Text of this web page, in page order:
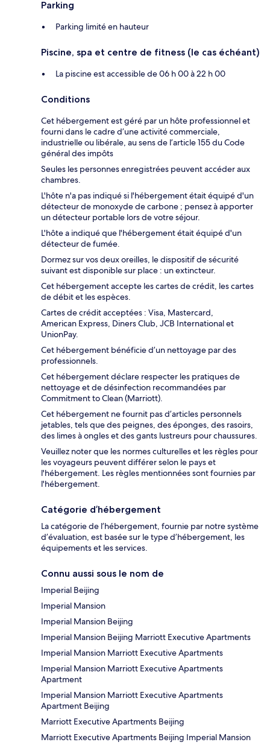
Parking
Parking limité en hauteur
Piscine, spa et centre de fitness (le cas échéant)
La piscine est accessible de 06 h 00 à 22 h 00
Conditions
Cet hébergement est géré par un hôte professionnel et
fourni dans le cadre d’une activité commerciale,
industrielle ou libérale, au sens de l’article 155 du Code
général des impôts
Seules les personnes enregistrées peuvent accéder aux
chambres.
L'hôte n'a pas indiqué si l'hébergement était équipé d'un
détecteur de monoxyde de carbone ; pensez à apporter
un détecteur portable lors de votre séjour.
L'hôte a indiqué que l'hébergement était équipé d'un
détecteur de fumée.
Dormez sur vos deux oreilles, le dispositif de sécurité
suivant est disponible sur place : un extincteur.
Cet hébergement accepte les cartes de crédit, les cartes
de débit et les espèces.
Cartes de crédit acceptées : Visa, Mastercard,
American Express, Diners Club, JCB International et
UnionPay.
Cet hébergement bénéficie d’un nettoyage par des
professionnels.
Cet hébergement déclare respecter les pratiques de
nettoyage et de désinfection recommandées par
Commitment to Clean (Marriott).
Cet hébergement ne fournit pas d’articles personnels
jetables, tels que des peignes, des éponges, des rasoirs,
des limes à ongles et des gants lustreurs pour chaussures.
Veuillez noter que les normes culturelles et les règles pour
les voyageurs peuvent différer selon le pays et
l'hébergement. Les règles mentionnées sont fournies par
l'hébergement.
Catégorie d’hébergement
La catégorie de l’hébergement, fournie par notre système
d’évaluation, est basée sur le type d’hébergement, les
équipements et les services.
Connu aussi sous le nom de
Imperial Beijing
Imperial Mansion
Imperial Mansion Beijing
Imperial Mansion Beijing Marriott Executive Apartments
Imperial Mansion Marriott Executive Apartments
Imperial Mansion Marriott Executive Apartments
Apartment
Imperial Mansion Marriott Executive Apartments
Apartment Beijing
Marriott Executive Apartments Beijing
Marriott Executive Apartments Beijing Imperial Mansion